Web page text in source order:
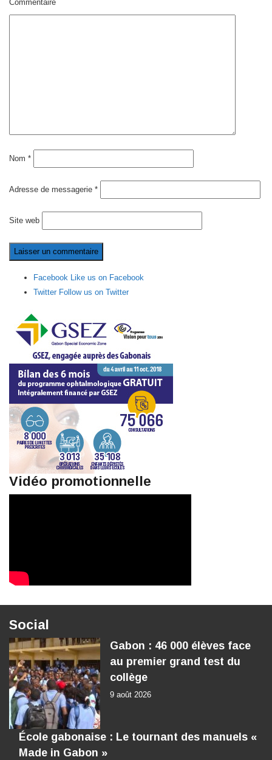
Commentaire
Nom *
Adresse de messagerie *
Site web
Facebook Like us on Facebook
Twitter Follow us on Twitter
Vidéo promotionnelle
Social
Gabon : 46 000 élèves face
au premier grand test du
collège
9 août 2026
École gabonaise : Le tournant des manuels «
Made in Gabon »